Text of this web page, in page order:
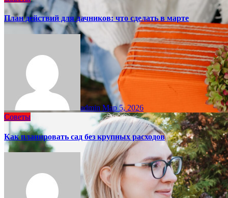
План действий для дачников: что сделать в марте
admin Мар 5, 2026
Советы
Как планировать сад без крупных расходов